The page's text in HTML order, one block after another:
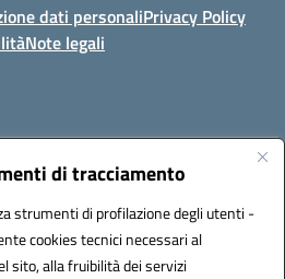
di tracciamento
strumenti di profilazione degli utenti -
cookies tecnici necessari al
sito, alla fruibilità dei servizi
dati personaliPrivacy Policy
Note legali
27 90133 - Palermo
pais03600r@pec.istruzione.it